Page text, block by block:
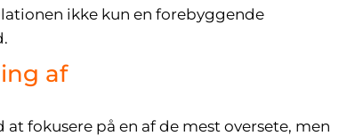
ikke kun en forebyggende
af
fokusere på en af de mest oversete, men